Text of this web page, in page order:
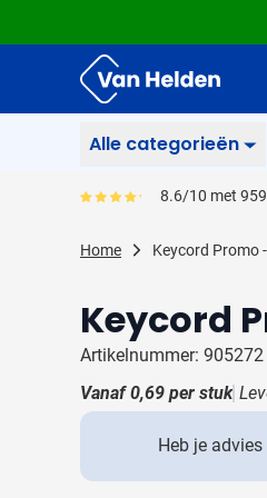
Ga naar de inhoud
Alle categorieën
Schrijfwaren
Weggevertjes
Tassen
Gereedschap &
Gemiddeld 8.6/10 met
Home Keycord Promo
Keycord
Artikelnummer: 905272
Vanaf0,69 per stuk
Heb je